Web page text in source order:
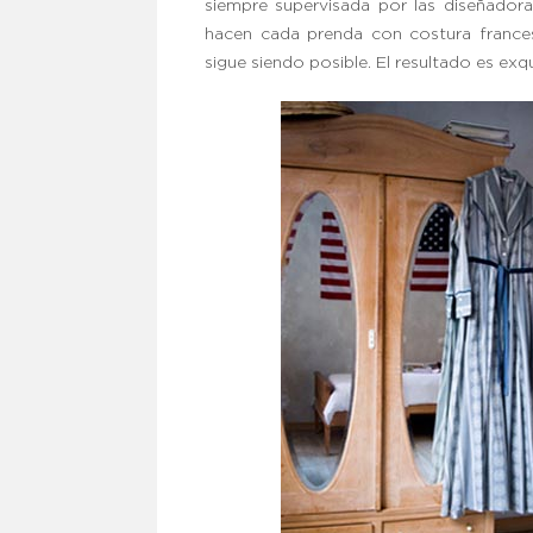
siempre supervisada por las
hacen cada prenda con costura
sigue siendo posible. El resultado es